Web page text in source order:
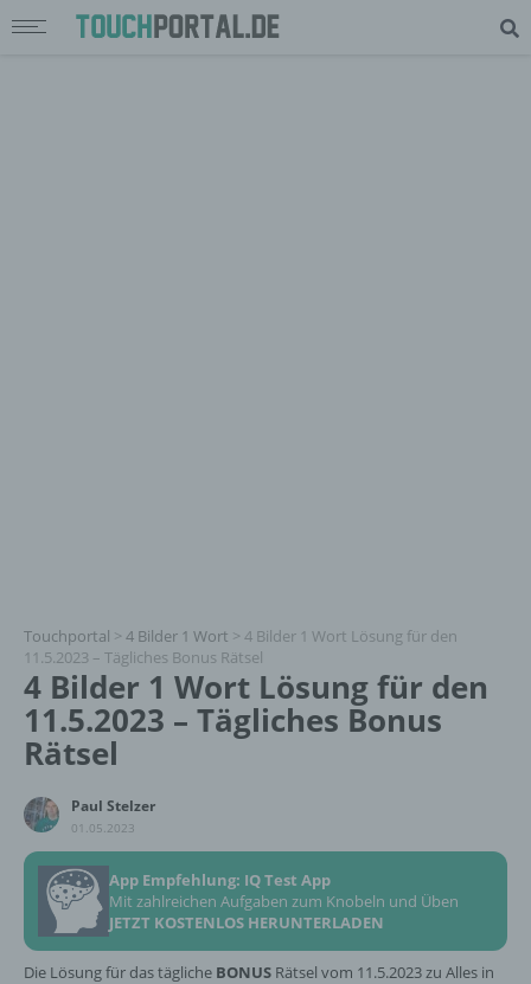
Touchportal > 4 Bilder 1 Wort > 4 Bilder 1 Wort Lösung für den
11.5.2023 – Tägliches Bonus Rätsel
4 Bilder 1 Wort Lösung für den
11.5.2023 – Tägliches Bonus
Rätsel
Paul Stelzer
01.05.2023
App Empfehlung: IQ Test App
Mit zahlreichen Aufgaben zum Knobeln und Üben
JETZT KOSTENLOS HERUNTERLADEN
Die Lösung für das tägliche BONUS Rätsel vom 11.5.2023 zu Alles in